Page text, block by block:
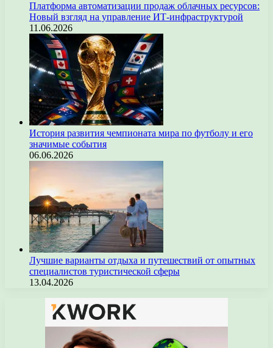
Платформа автоматизации продаж облачных ресурсов:
Новый взгляд на управление ИТ-инфраструктурой
11.06.2026
История развития чемпионата мира по футболу и его
значимые события
06.06.2026
Лучшие варианты отдыха и путешествий от опытных
специалистов туристической сферы
13.04.2026